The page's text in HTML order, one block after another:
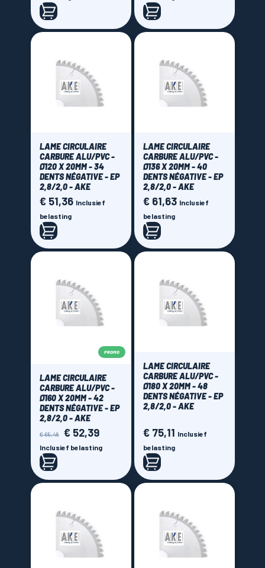
LAME CIRCULAIRE
CARBURE ALU/PVC -
Ø120 X 20MM - 34
DENTS NÉGATIVE - EP
2,8/2,0 - AKE
Prijs
€ 51,36 Inclusief
belasting
LAME CIRCULAIRE
CARBURE ALU/PVC -
Ø136 X 20MM - 40
DENTS NÉGATIVE - EP
2,8/2,0 - AKE
Prijs
€ 61,63 Inclusief
belasting
PROMO
LAME CIRCULAIRE
CARBURE ALU/PVC -
Ø160 X 20MM - 42
DENTS NÉGATIVE - EP
2,8/2,0 - AKE
Normale
prijs
€ 65,48 Prijs
€ 52,39
Inclusief belasting
LAME CIRCULAIRE
CARBURE ALU/PVC -
Ø180 X 20MM - 48
DENTS NÉGATIVE - EP
2,8/2,0 - AKE
Prijs
€ 75,11 Inclusief
belasting